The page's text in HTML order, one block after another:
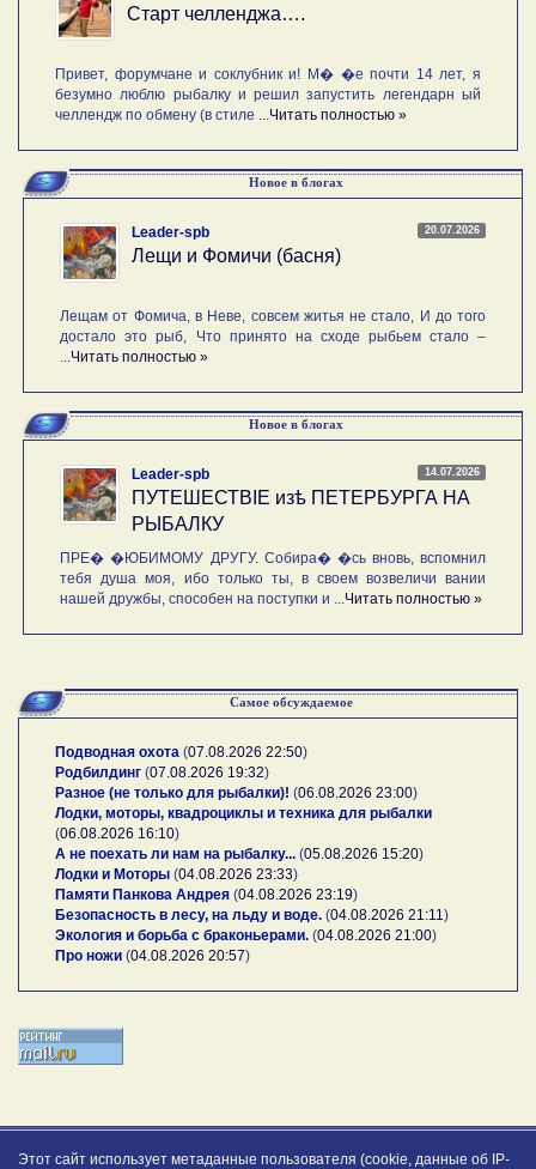
Старт челленджа….
Привет, форумчане и соклубник и! М� �е почти 14 лет, я
безумно люблю рыбалку и решил запустить легендарн ый
челлендж по обмену (в стиле ... Читать полностью »
Новое в блогах
20.07.2026
Leader-spb
Лещи и Фомичи (басня)
Лещам от Фомича, в Неве, совсем житья не стало, И до того
достало это рыб, Что принято на сходе рыбьем стало –
Читать полностью »
Новое в блогах
14.07.2026
Leader-spb
ПУТЕШЕСТВIE изѣ ПЕТЕРБУРГА НА
РЫБАЛКУ
ПРЕ� �ЮБИМОМУ ДРУГУ. Собира� �сь вновь, вспомнил
тебя душа моя, ибо только ты, в своем возвеличи вании
нашей дружбы, способен на поступки и ... Читать полностью »
Самое обсуждаемое
Подводная охота (07.08.2026 22:50)
Родбилдинг (07.08.2026 19:32)
Разное (не только для рыбалки)! (06.08.2026 23:00)
Лодки, моторы, квадроциклы и техника для рыбалки
(06.08.2026 16:10)
А не поехать ли нам на рыбалку... (05.08.2026 15:20)
Лодки и Моторы (04.08.2026 23:33)
Памяти Панкова Андрея (04.08.2026 23:19)
Безопасность в лесу, на льду и воде. (04.08.2026 21:11 )
Экология и борьба с браконьерами. (04.08.2026 21:00)
Про ножи (04.08.2026 20:57)
Этот сайт использует метаданные пользователя (cookie, данные об IP-